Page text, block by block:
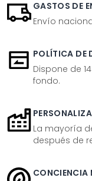
GASTOS DE
Envío
POLÍTICA DE
Dispone de
fondo.
La mayoría
después de
CONCIENCIA